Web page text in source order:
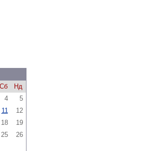
Сб
Нд
4
5
11
12
18
19
25
26